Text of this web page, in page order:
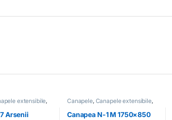
extensibile,
moale
Arsenii
Canapele, Canapele extensibile,
Mobilă
Mobilă moale
Canapea N-1 M 1750×850